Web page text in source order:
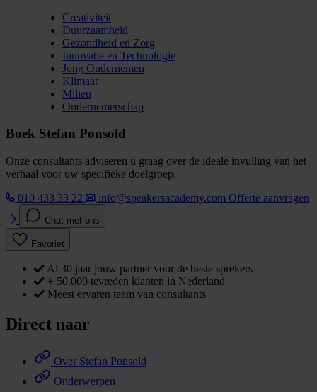
Creativiteit
Duurzaamheid
Gezondheid en Zorg
Innovatie en Technologie
Jong Ondernemen
Klimaat
Milieu
Ondernemerschap
Boek Stefan Ponsold
Onze consultants adviseren u graag over de ideale invulling van het
verhaal voor uw specifieke doelgroep.
010 433 33 22
info@speakersacademy.com Offerte aanvragen
Chat met ons
Favoriet
Al 30 jaar jouw partner voor de beste sprekers
+ 50.000 tevreden klanten in Nederland
Meest ervaren team van consultants
Direct naar
Over Stefan Ponsold
Onderwerpen